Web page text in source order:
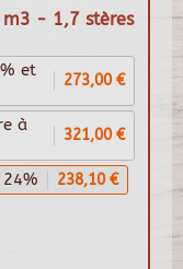
- 1,7 stères
et
273,00 €
à
321,00 €
238,10 €